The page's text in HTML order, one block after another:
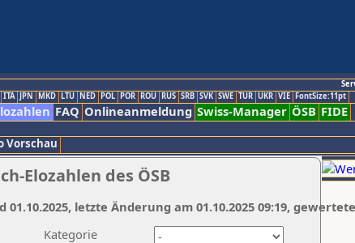
ITA JPN MKD LTU NED POL POR ROU RUS SRB SVK SWE TUR UKR VIE FontSize:11pt
FAQ Onlineanmeldung Swiss-Manager ÖSB FIDE
Vorschau
Elozahlen des ÖSB
Kategorie
01.10.2025, letzte Änderung am 01.10.2025 09:19,